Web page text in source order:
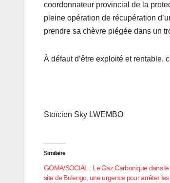
coordonnateur provincial de la
pleine opération de récupération
prendre sa chèvre piégée dans un
À défaut d’être exploité et rentable,
Stoïcien Sky LWEMBO
Similaire
GOMA/SOCIAL : Le Gaz Carbonique dans le
site de Bulengo, une urgence pour arrêter les